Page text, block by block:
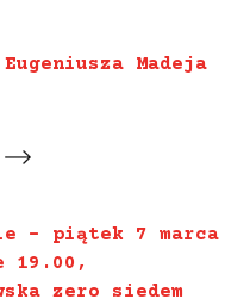
Madeja
– piątek 7 marca
19.00,
zero siedem